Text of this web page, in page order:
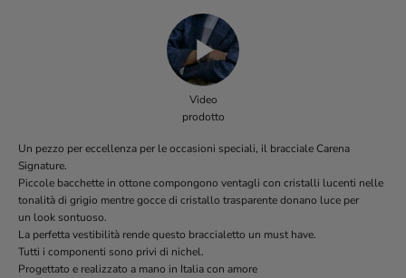
Video
prodotto
Un pezzo per eccellenza per le occasioni speciali, il bracciale Carena
Signature.
Piccole bacchette in ottone compongono ventagli con cristalli lucenti nelle
tonalità di grigio mentre gocce di cristallo trasparente donano luce per
un look sontuoso.
La perfetta vestibilità rende questo braccialetto un must have.
Tutti i componenti sono privi di nichel.
Progettato e realizzato a mano in Italia con amore